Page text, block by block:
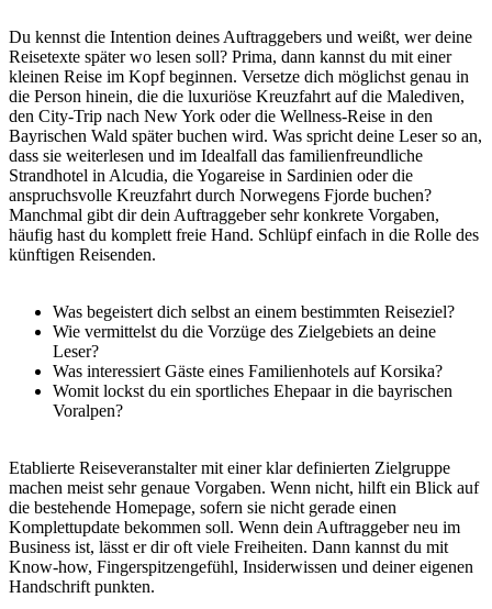
Du kennst die Intention deines Auftraggebers und weißt, wer deine
Reisetexte später wo lesen soll? Prima, dann kannst du mit einer
kleinen Reise im Kopf beginnen. Versetze dich möglichst genau in
die Person hinein, die die luxuriöse Kreuzfahrt auf die Malediven,
den City-Trip nach New York oder die Wellness-Reise in den
Bayrischen Wald später buchen wird. Was spricht deine Leser so an,
dass sie weiterlesen und im Idealfall das familienfreundliche
Strandhotel in Alcudia, die Yogareise in Sardinien oder die
anspruchsvolle Kreuzfahrt durch Norwegens Fjorde buchen?
Manchmal gibt dir dein Auftraggeber sehr konkrete Vorgaben,
häufig hast du komplett freie Hand. Schlüpf einfach in die Rolle des
künftigen Reisenden.
Was begeistert dich selbst an einem bestimmten Reiseziel?
Wie vermittelst du die Vorzüge des Zielgebiets an deine
Leser?
Was interessiert Gäste eines Familienhotels auf Korsika?
Womit lockst du ein sportliches Ehepaar in die bayrischen
Voralpen?
Etablierte Reiseveranstalter mit einer klar definierten Zielgruppe
machen meist sehr genaue Vorgaben. Wenn nicht, hilft ein Blick auf
die bestehende Homepage, sofern sie nicht gerade einen
Komplettupdate bekommen soll. Wenn dein Auftraggeber neu im
Business ist, lässt er dir oft viele Freiheiten. Dann kannst du mit
Know-how, Fingerspitzengefühl, Insiderwissen und deiner eigenen
Handschrift punkten.